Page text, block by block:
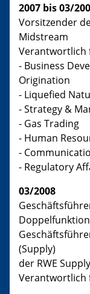
2007 bis 03/
Vorsitzender
Midstream
Verantwortlich
- Business
Origination
- Liquefied
- Strategy &
- Gas Trading
- Human
-
- Regulatory
03/2008
(Supply)
der RWE
Verantwortlich